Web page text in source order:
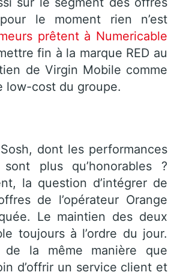
le moment rien n’est
prêtent à Numericable
fin à la marque RED au
de Virgin Mobile comme
low-cost du groupe.
dont les performances
sont plus qu’honorables ?
la question d’intégrer de
de l’opérateur Orange
Le maintien des deux
toujours à l’ordre du jour.
de la même manière que
d’offrir un service client et